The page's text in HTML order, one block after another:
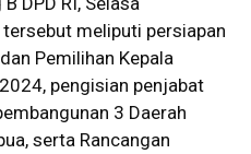
meliputi persiapan
Pemilihan Kepala
pengisian penjabat
3 Daerah
serta Rancangan